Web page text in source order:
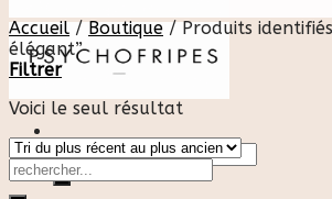
Recherche
pour :
Accueil / Boutique /Produits
élégant”
Filtrer
Voici le seul résultat